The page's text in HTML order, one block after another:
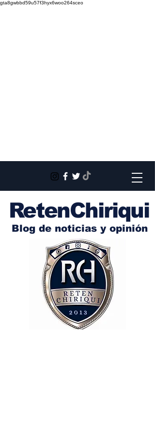
gta8gwbbd59u57f3hyx6woo264sceo
RetenChiriqui
Blog de noticias y opinión